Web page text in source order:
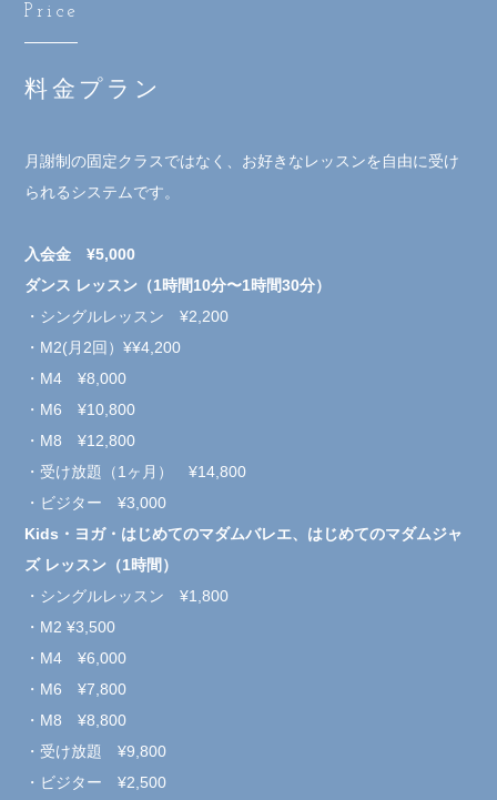
Price
料金プラン
月謝制の固定クラスではなく、お好きなレッスンを自由に受け
られるシステムです。
入会金 ¥5,000
ダンス レッスン（1時間10分〜1時間30分）
・シングルレッスン ¥2,200
・M2(月2回）¥¥4,200
・M4 ¥8,000
・M6 ¥10,800
・M8 ¥12,800
・受け放題（1ヶ月） ¥14,800
・ビジター ¥3,000
Kids・ヨガ・はじめてのマダムバレエ、はじめてのマダムジャ
ズ レッスン（1時間）
・シングルレッスン ¥1,800
・M2 ¥3,500
・M4 ¥6,000
・M6 ¥7,800
・M8 ¥8,800
・受け放題 ¥9,800
・ビジター ¥2,500